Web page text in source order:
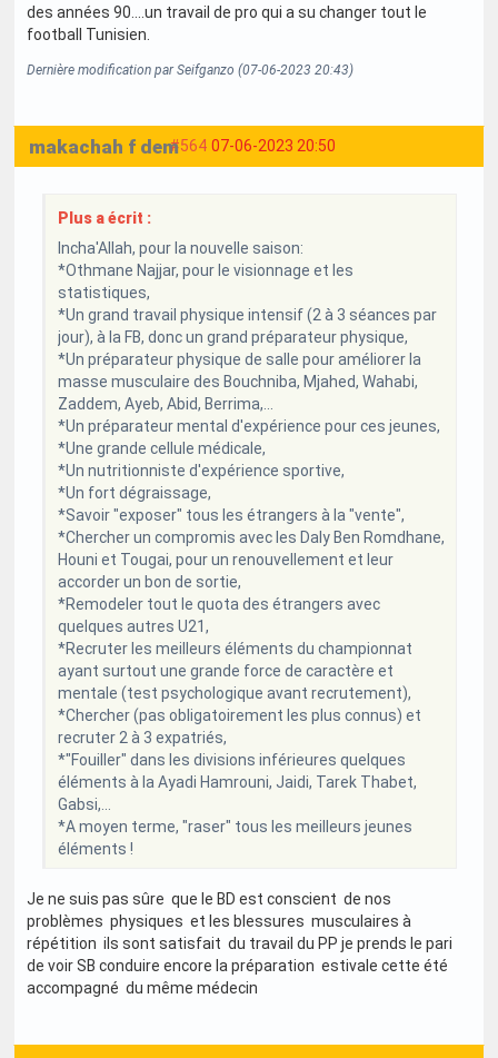
des années 90....un travail de pro qui a su changer tout le
football Tunisien.
Dernière modification par Seifganzo (07-06-2023 20:43)
#564 07-06-2023 20:50
makachah f dem
Plus a écrit :
Incha'Allah, pour la nouvelle saison:
*Othmane Najjar, pour le visionnage et les
statistiques,
*Un grand travail physique intensif (2 à 3 séances par
jour), à la FB, donc un grand préparateur physique,
*Un préparateur physique de salle pour améliorer la
masse musculaire des Bouchniba, Mjahed, Wahabi,
Zaddem, Ayeb, Abid, Berrima,...
*Un préparateur mental d'expérience pour ces jeunes,
*Une grande cellule médicale,
*Un nutritionniste d'expérience sportive,
*Un fort dégraissage,
*Savoir "exposer" tous les étrangers à la "vente",
*Chercher un compromis avec les Daly Ben Romdhane,
Houni et Tougai, pour un renouvellement et leur
accorder un bon de sortie,
*Remodeler tout le quota des étrangers avec
quelques autres U21,
*Recruter les meilleurs éléments du championnat
ayant surtout une grande force de caractère et
mentale (test psychologique avant recrutement),
*Chercher (pas obligatoirement les plus connus) et
recruter 2 à 3 expatriés,
*"Fouiller" dans les divisions inférieures quelques
éléments à la Ayadi Hamrouni, Jaidi, Tarek Thabet,
Gabsi,...
*A moyen terme, "raser" tous les meilleurs jeunes
éléments !
Je ne suis pas sûre que le BD est conscient de nos
problèmes physiques et les blessures musculaires à
répétition ils sont satisfait du travail du PP je prends le pari
de voir SB conduire encore la préparation estivale cette été
accompagné du même médecin